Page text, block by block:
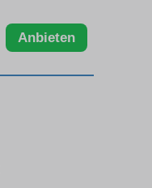
Anbieten